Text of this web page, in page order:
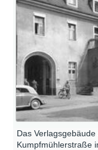
Das
Kumpfmühlerstraße